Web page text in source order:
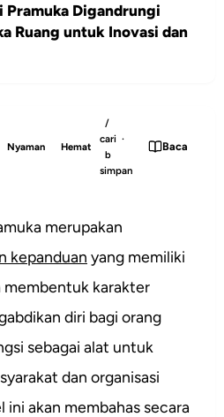
Pramuka Digandrungi
Ruang untuk Inovasi dan
Nyaman Hemat
/
cari ·
b
simpan
Baca
merupakan
kepanduan yang memiliki
membentuk karakter
diri bagi orang
sebagai alat untuk
dan organisasi
ini akan membahas secara